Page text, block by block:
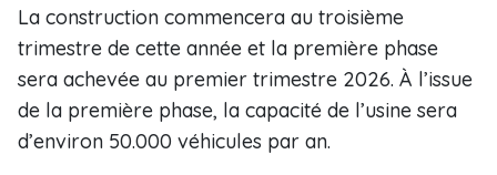
La construction commencera au troisième
trimestre de cette année et la première phase
sera achevée au premier trimestre 2026. À l’issue
de la première phase, la capacité de l’usine sera
d’environ 50.000 véhicules par an.